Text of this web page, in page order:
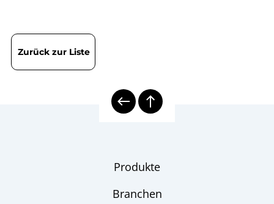
Zurück zur Liste
Produkte
Branchen